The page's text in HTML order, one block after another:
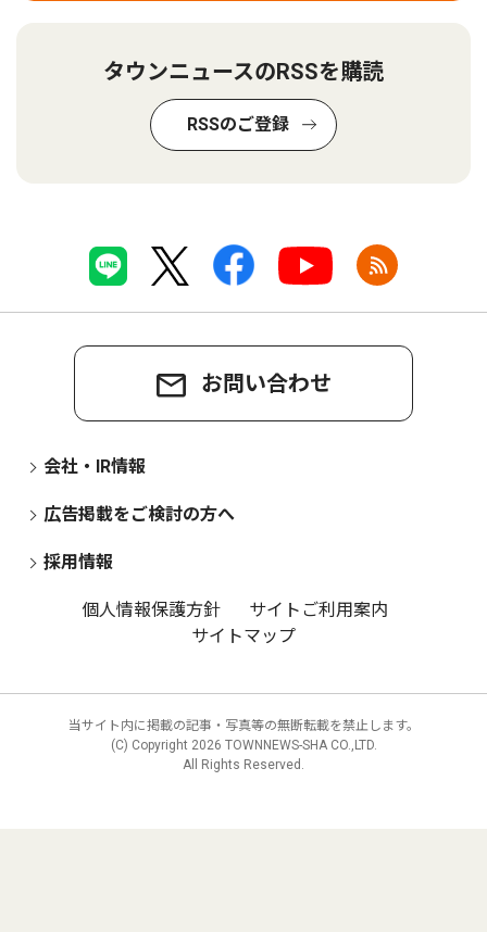
タウンニュースのRSSを購読
RSSのご登録
お問い合わせ
会社・IR情報
広告掲載をご検討の方へ
採用情報
個人情報保護方針
サイトご利用案内
サイトマップ
当サイト内に掲載の記事・写真等の無断転載を禁止します。
(C) Copyright 2026 TOWNNEWS-SHA CO.,LTD.
All Rights Reserved.